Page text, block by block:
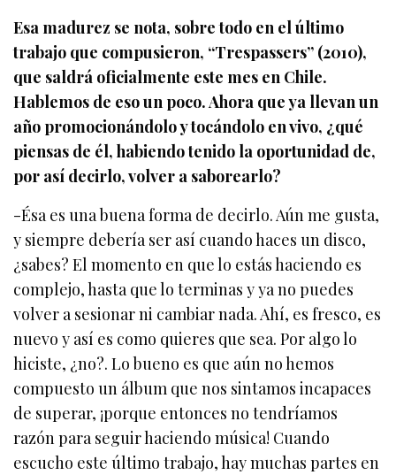
Esa madurez se nota, sobre todo en el último
trabajo que compusieron, “Trespassers” (2010),
que saldrá oficialmente este mes en Chile.
Hablemos de eso un poco. Ahora que ya llevan un
año promocionándolo y tocándolo en vivo, ¿qué
piensas de él, habiendo tenido la oportunidad de,
por así decirlo, volver a saborearlo?
-Ésa es una buena forma de decirlo. Aún me gusta,
y siempre debería ser así cuando haces un disco,
¿sabes? El momento en que lo estás haciendo es
complejo, hasta que lo terminas y ya no puedes
volver a sesionar ni cambiar nada. Ahí, es fresco, es
nuevo y así es como quieres que sea. Por algo lo
hiciste, ¿no?. Lo bueno es que aún no hemos
compuesto un álbum que nos sintamos incapaces
de superar, ¡porque entonces no tendríamos
razón para seguir haciendo música! Cuando
escucho este último trabajo, hay muchas partes en